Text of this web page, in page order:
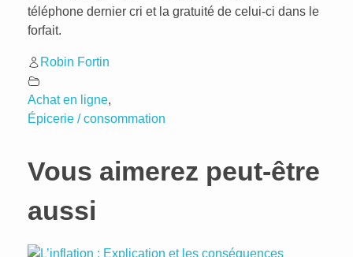
téléphone dernier cri et la gratuité de celui-ci dans le
forfait.
Robin Fortin
Achat en ligne,
Épicerie / consommation
Vous aimerez peut-être
aussi